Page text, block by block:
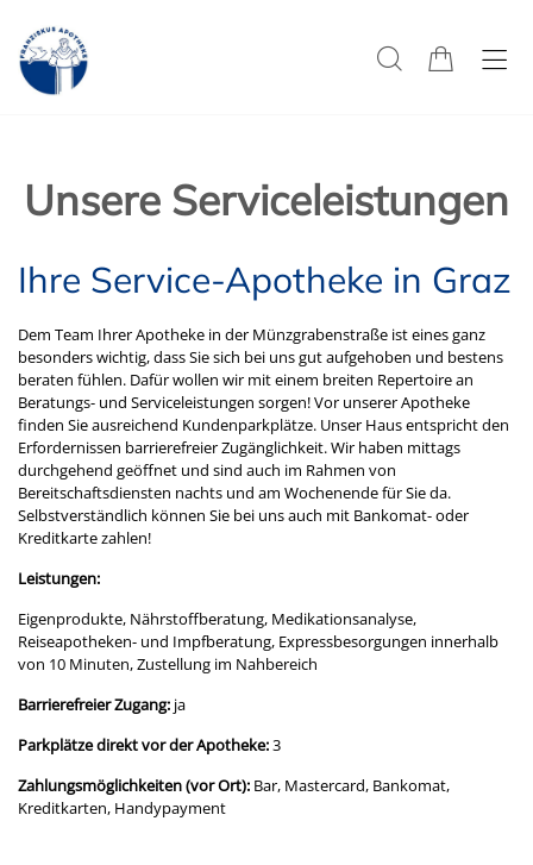
Unsere Serviceleistungen
Ihre Service-Apotheke in Graz
Dem Team Ihrer Apotheke in der Münzgrabenstraße ist eines ganz
besonders wichtig, dass Sie sich bei uns gut aufgehoben und bestens
beraten fühlen. Dafür wollen wir mit einem breiten Repertoire an
Beratungs- und Serviceleistungen sorgen! Vor unserer Apotheke
finden Sie ausreichend Kundenparkplätze. Unser Haus entspricht den
Erfordernissen barrierefreier Zugänglichkeit. Wir haben mittags
durchgehend geöffnet und sind auch im Rahmen von
Bereitschaftsdiensten nachts und am Wochenende für Sie da.
Selbstverständlich können Sie bei uns auch mit Bankomat- oder
Kreditkarte zahlen!
Leistungen:
Eigenprodukte, Nährstoffberatung, Medikationsanalyse,
Reiseapotheken- und Impfberatung, Expressbesorgungen innerhalb
von 10 Minuten, Zustellung im Nahbereich
Barrierefreier Zugang: ja
Parkplätze direkt vor der Apotheke:3
Zahlungsmöglichkeiten (vor Ort): Bar, Mastercard, Bankomat,
Kreditkarten, Handypayment